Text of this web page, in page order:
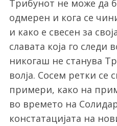
Трибунот не може да
одмерен и кога се
и како е свесен за
славата која го следи
никогаш не станува
волја. Сосем ретки се
примери, како на
во времето на
констатацијата на